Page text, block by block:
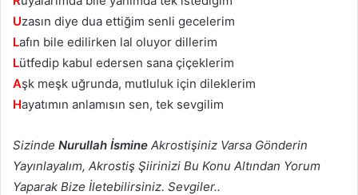
Uzasın diye dua ettiğim senli gecelerim
Lafın bile edilirken lal oluyor dillerim
Lütfedip kabul edersen sana çiçeklerim
Aşk meşk uğrunda, mutluluk için dileklerim
Hayatımın anlamısın sen, tek sevgilim
Sizinde Nurullah İsmine Akrostişiniz Varsa Gönderin
Yayınlayalım, Akrostiş Şiirinizi Bu Konu Altından Yorum
Yaparak Bize İletebilirsiniz. Sevgiler..